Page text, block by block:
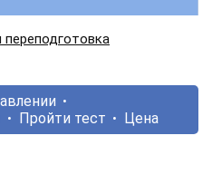
Пройти тест Цена